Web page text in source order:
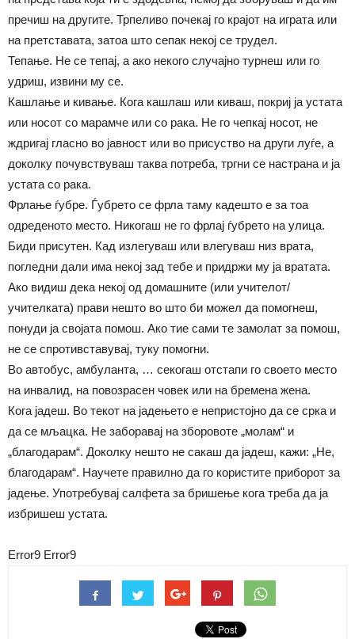
пречиш на другите. Трпеливо почекај го крајот на играта или
на претставата, затоа што сепак некој се трудел.
Тепање. Не се тепај, а ако некого случајно турнеш или го
удриш, извини му се.
Кашлање и кивање. Кога кашлаш или киваш, покриј ја устата
или носот со марамче или со рака. Не го чепкај носот, не
ждригај гласно во јавност или во присуство на други луѓе, а
доколку почувствуваш таква потреба, тргни се настрана и ја
устата со рака.
Фрлање ѓубре. Ѓубрето се фрла таму кадешто е за тоа
одреденото место. Никогаш не го фрлај ѓубрето на улица.
Биди присутен. Кад излегуваш или влегуваш низ врата,
погледни дали има некој зад тебе и придржи му ја вратата.
Ако видиш дека некој од домашните (или учителот/
учителката) прави нешто во што би можел да помогнеш,
понуди ја својата помош. Ако тие сами те замолат за помош,
не се спротивставувај, туку помогни.
Во автобус, амбуланта, … секогаш отстапи го своето место
на инвалид, на повозрасен човек или на бремена жена.
Кога јадеш. Во текот на јадењето е непристојно да се срка и
да се мљацка. Не заборавај на зборовоте „молам“ и
„благодарам“. Доколку нешто не сакаш да јадеш, кажи: „Не,
благодарам“. Научете правилно да го користите приборот за
јадење. Употребувај салфета за бришење кога треба да ја
избришеш устата.
Error9 Error9